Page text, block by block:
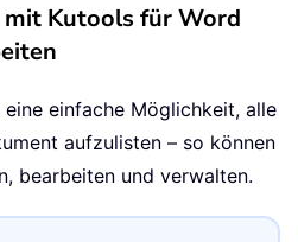
Kutools für Word
einfache Möglichkeit, alle
aufzulisten – so können
bearbeiten und verwalten.